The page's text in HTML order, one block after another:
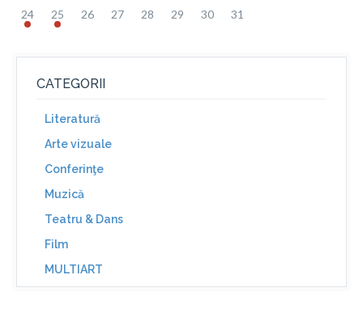
24 25 26 27 28 29 30 31
CATEGORII
Literatură
Arte vizuale
Conferinţe
Muzică
Teatru & Dans
Film
MULTIART